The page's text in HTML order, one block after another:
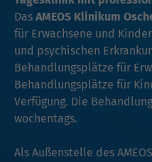
Das AMEOS Klinikum
für Erwachsene und
und psychischen
Behandlungsplätze für
Behandlungsplätze für
Verfügung. Die
wochentags.
Als Außenstelle des